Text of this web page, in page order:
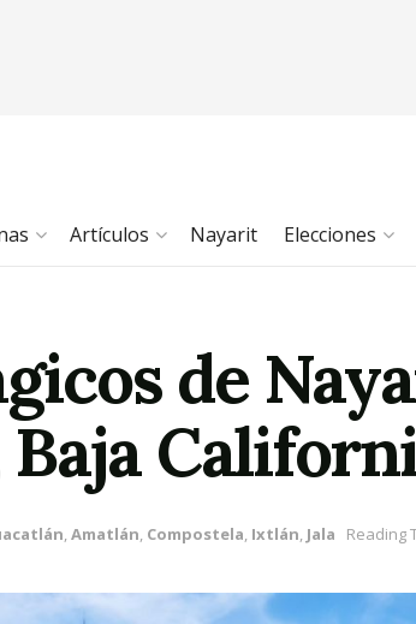
Artículos Nayarit Elecciones
de
Baja
,Amatlán, Compostela, Ixtlán, Jala Reading